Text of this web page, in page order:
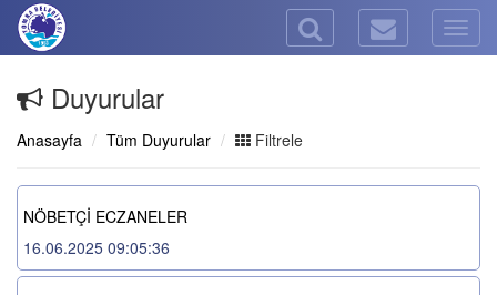
Duyurular
Anasayfa Tüm Duyurular Filtrele
NÖBETÇİ ECZANELER
16.06.2025 09:05:36